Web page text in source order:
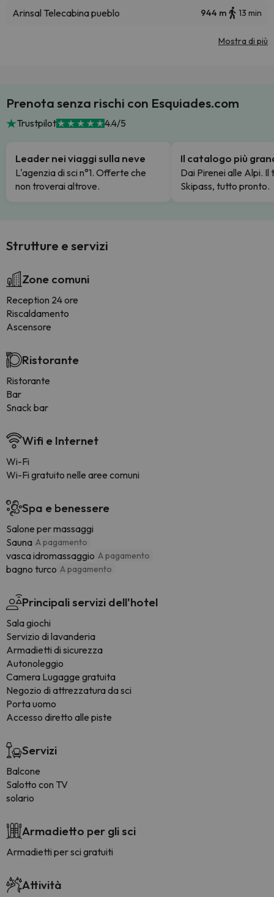
Arinsal Telecabina pueblo 944 m 13 min
Mostra di più
Prenota senza rischi con Esquiades.com
Trustpilot 4.4/5
Leader nei viaggi sulla neve
L'agenzia di sci n°1. Offerte che
non troverai altrove.
Il catalogo più
Dai Pirenei alle Alpi. Il
Skipass, tutto pronto.
Strutture e servizi
Zone comuni
Reception 24 ore
Riscaldamento
Ascensore
Ristorante
Ristorante
Bar
Snack bar
Wifi e Internet
Wi-Fi
Wi-Fi gratuito nelle aree comuni
Spa e benessere
Salone per massaggi
Sauna A pagamento
vasca idromassaggio A pagamento
bagno turco A pagamento
Principali servizi dell'hotel
Sala giochi
Servizio di lavanderia
Armadietti di sicurezza
Autonoleggio
Camera Lugagge gratuita
Negozio di attrezzatura da sci
Porta uomo
Accesso diretto alle piste
Servizi
Balcone
Salotto con TV
solario
Armadietto per gli sci
Armadietti per sci gratuiti
Attività